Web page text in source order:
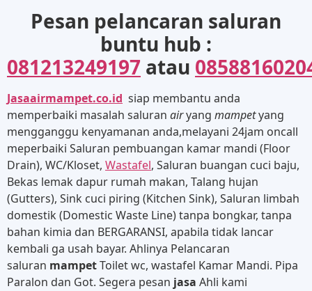
Pesan pelancaran saluran
buntu hub :
081213249197 atau
Jasaairmampet.co.id siap membantu anda
memperbaiki masalah saluran airyang mampetyang
mengganggu kenyamanan anda,melayani 24jam oncall
meperbaiki Saluran pembuangan kamar mandi (Floor
Drain), WC/Kloset, Wastafel, Saluran buangan cuci baju,
Bekas lemak dapur rumah makan, Talang hujan
(Gutters), Sink cuci piring (Kitchen Sink), Saluran limbah
domestik (Domestic Waste Line) tanpa bongkar, tanpa
bahan kimia dan BERGARANSI, apabila tidak lancar
kembali ga usah bayar. Ahlinya Pelancaran
saluran mampetToilet wc, wastafel Kamar Mandi. Pipa
Paralon dan Got. Segera pesan jasa Ahli kami